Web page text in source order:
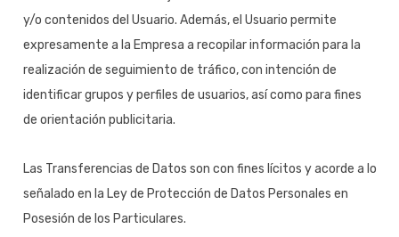
y/o contenidos del Usuario. Además, el Usuario permite
expresamente a la Empresa a recopilar información para la
realización de seguimiento de tráfico, con intención de
identificar grupos y perfiles de usuarios, así como para fines
de orientación publicitaria.
Las Transferencias de Datos son con fines lícitos y acorde a lo
señalado en la Ley de Protección de Datos Personales en
Posesión de los Particulares.